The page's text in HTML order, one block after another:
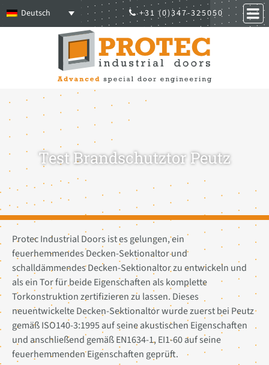
+31 (0)347-325050
Deutsch
Test Brandschutztor Peutz
Protec Industrial Doors ist es gelungen, ein
feuerhemmendes Decken-Sektionaltor und
schalldämmendes Decken-Sektionaltor zu entwickeln und
als ein Tor für beide Eigenschaften als komplette
Torkonstruktion zertifizieren zu lassen. Dieses
neuentwickelte Decken-Sektionaltor wurde zuerst bei Peutz
gemäß ISO140-3:1995 auf seine akustischen Eigenschaften
und anschließend gemäß EN1634-1, EI1-60 auf seine
feuerhemmenden Eigenschaften geprüft.